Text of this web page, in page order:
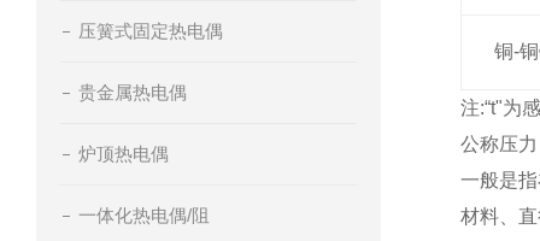
压簧式固定热电偶
贵金属热电偶
炉顶热电偶
一体化热电偶/阻
铜-
注:“t"为
公称压力
一般是
材料、